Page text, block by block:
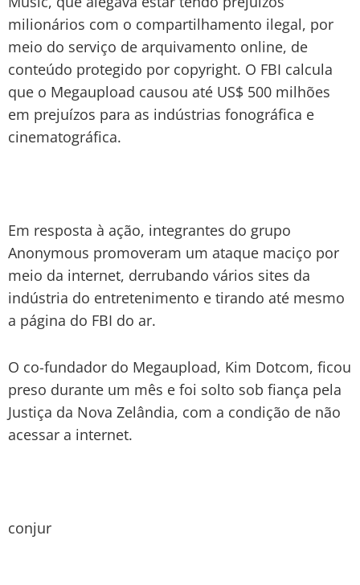
milionários com o compartilhamento ilegal, por
meio do serviço de arquivamento online, de
conteúdo protegido por copyright. O FBI calcula
que o Megaupload causou até US$ 500 milhões
em prejuízos para as indústrias fonográfica e
cinematográfica.
Em resposta à ação, integrantes do grupo
Anonymous promoveram um ataque maciço por
meio da internet, derrubando vários sites da
indústria do entretenimento e tirando até mesmo
a página do FBI do ar.
O co-fundador do Megaupload, Kim Dotcom, ficou
preso durante um mês e foi solto sob fiança pela
Justiça da Nova Zelândia, com a condição de não
acessar a internet.
conjur